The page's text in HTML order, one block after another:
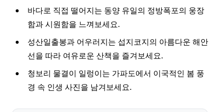
바다로 직접 떨어지는 동양 유일의 정방폭포의 웅장
함과 시원함을 느껴보세요.
성산일출봉과 어우러지는 섭지코지의 아름다운 해안
선을 따라 여유로운 산책을 즐겨보세요.
청보리 물결이 일렁이는 가파도에서 이국적인 봄 풍
경 속 인생 사진을 남겨보세요.